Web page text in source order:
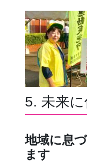
5. 未来
地域に息
ます